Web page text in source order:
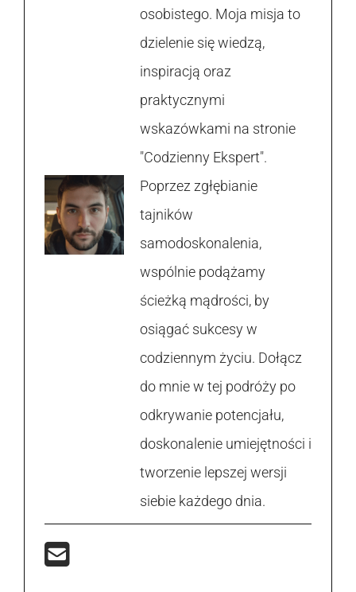
osobistego. Moja misja to
dzielenie się wiedzą,
inspiracją oraz
praktycznymi
wskazówkami na stronie
"Codzienny Ekspert".
Poprzez zgłębianie
tajników
samodoskonalenia,
wspólnie podążamy
ścieżką mądrości, by
osiągać sukcesy w
codziennym życiu. Dołącz
do mnie w tej podróży po
odkrywanie potencjału,
doskonalenie umiejętności i
tworzenie lepszej wersji
siebie każdego dnia.